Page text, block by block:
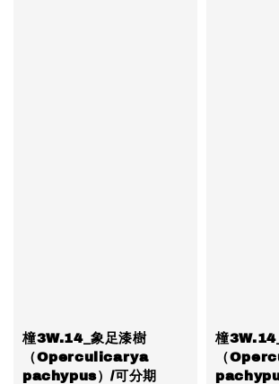
橦3W.14_象足漆樹
（Operculicarya
pachypus）/可分期
橦
（